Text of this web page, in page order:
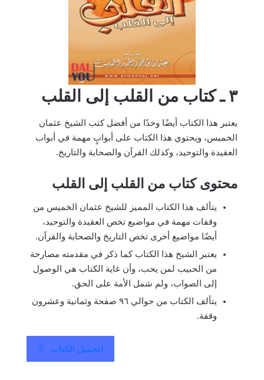
٣ ـ كتاب من القلب إلى القلب
يعتبر هذا الكتاب أيضًا وحدًا من أفضل كتب الشيخ عثمان
الخميس، ويحتوي هذا الكتاب على أبوابٍ مهمة في أبواب
العقيدة والتوحيد، وكذلك القرآن والصحابة والتاريخ.
محتوى كتاب من القلب إلى القلب
يتألف هذا الكتاب المميز للشيخ عثمان الخميس من
وقفات مهمة في مواضيع تخص العقيدة والتوحيد،
أيضًا مواضيع أخرى تخص التاريخ والصحابة والقرآن.
يعتبر الشيخ هذا الكتاب كما ذكر في مقدمته مصارحة
من الحبيب لمن يحب، وأن غاية الكتاب هي الوصول
إلى الصواب، ولم شمل الأمة على الحق.
يتألف الكتاب من حوالي ٩٦ صفحة وثمانية وعشرون
وقفة.
لتحميل الكتاب